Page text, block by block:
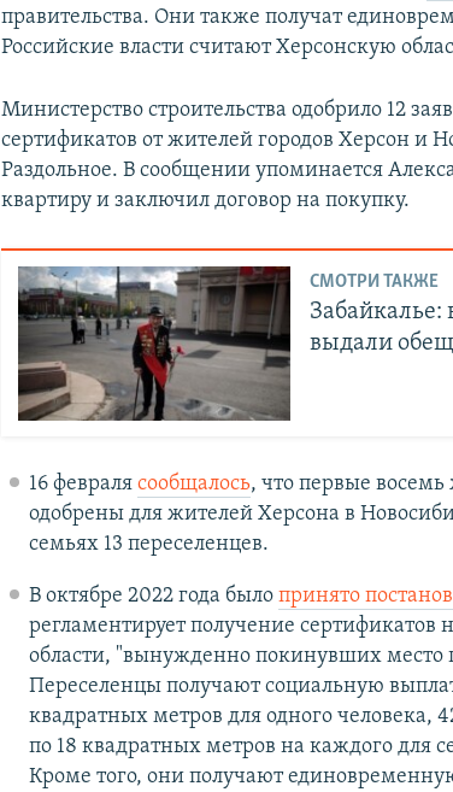
правительства. Они также получат
Российские власти считают Херсонскую
Министерство строительства одобрило 12
сертификатов от жителей городов Херсон и
Раздольное. В сообщении упоминается
квартиру и заключил договор на покупку.
СМОТРИ ТАКЖЕ
Забайкалье:
выдали
16 февраля сообщалось, что первые
одобрены для жителей Херсона в
семьях 13 переселенцев.
В октябре 2022 года было принято
регламентирует получение
области, "вынужденно покинувших место
Переселенцы получают социальную
квадратных метров для одного человека,
по 18 квадратных метров на каждого для
Кроме того, они получают